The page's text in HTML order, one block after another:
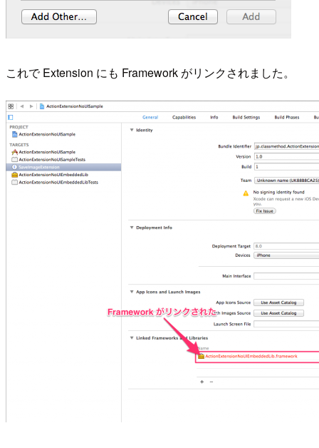
これで Extension にも Framework がリンクされました。